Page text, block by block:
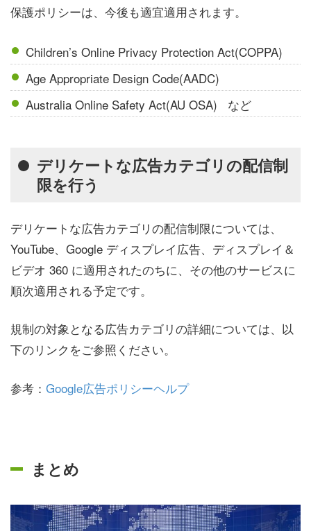
保護ポリシーは、今後も適宜適用されます。
Children’s Online Privacy Protection Act(COPPA)
Age Appropriate Design Code(AADC)
Australia Online Safety Act(AU OSA) など
デリケートな広告カテゴリの配信制
限を行う
デリケートな広告カテゴリの配信制限については、
YouTube、Google ディスプレイ広告、ディスプレイ＆
ビデオ 360 に適用されたのちに、その他のサービスに
順次適用される予定です。
規制の対象となる広告カテゴリの詳細については、以
下のリンクをご参照ください。
参考： Google広告ポリシーヘルプ
まとめ